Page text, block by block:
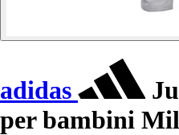
adidas
per bambini